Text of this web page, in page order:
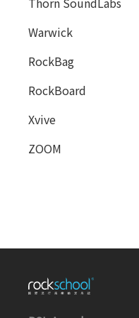
Warwick
RockBag
RockBoard
Xvive
ZOOM